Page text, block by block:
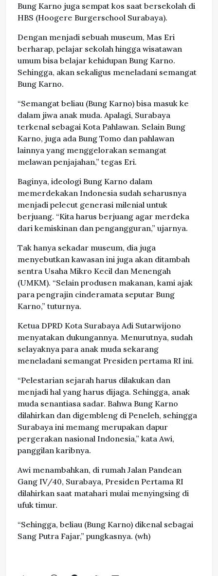
Bung Karno juga sempat kos saat bersekolah di
HBS (Hoogere Burgerschool Surabaya).
Dengan menjadi sebuah museum, Mas Eri
berharap, pelajar sekolah hingga wisatawan
umum bisa belajar kehidupan Bung Karno.
Sehingga, akan sekaligus meneladani semangat
Bung Karno.
“Semangat beliau (Bung Karno) bisa masuk ke
dalam jiwa anak muda. Apalagi, Surabaya
terkenal sebagai Kota Pahlawan. Selain Bung
Karno, juga ada Bung Tomo dan pahlawan
lainnya yang menggelorakan semangat
melawan penjajahan,” tegas Eri.
Baginya, ideologi Bung Karno dalam
memerdekakan Indonesia sudah seharusnya
menjadi pelecut generasi milenial untuk
berjuang. “Kita harus berjuang agar merdeka
dari kemiskinan dan pengangguran,” ujarnya.
Tak hanya sekadar museum, dia juga
menyebutkan kawasan ini juga akan ditambah
sentra Usaha Mikro Kecil dan Menengah
(UMKM). “Selain produsen makanan, kami ajak
para pengrajin cinderamata seputar Bung
Karno,” tuturnya.
Ketua DPRD Kota Surabaya Adi Sutarwijono
menyatakan dukungannya. Menurutnya, sudah
selayaknya para anak muda sekarang
meneladani semangat Presiden pertama RI ini.
“Pelestarian sejarah harus dilakukan dan
menjadi hal yang harus dijaga. Sehingga, anak
muda senantiasa sadar. Bahwa Bung Karno
dilahirkan dan digembleng di Peneleh, sehingga
Surabaya ini memang merupakan dapur
pergerakan nasional Indonesia,” kata Awi,
panggilan karibnya.
Awi menambahkan, di rumah Jalan Pandean
Gang IV/40, Surabaya, Presiden Pertama RI
dilahirkan saat matahari mulai menyingsing di
ufuk timur.
“Sehingga, beliau (Bung Karno) dikenal sebagai
Sang Putra Fajar,” pungkasnya. (wh)